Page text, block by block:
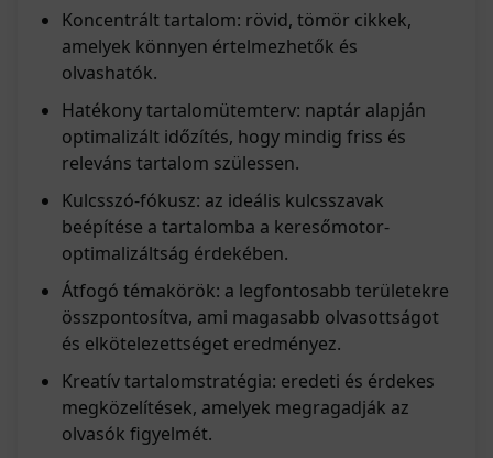
Koncentrált tartalom: rövid, tömör cikkek,
amelyek könnyen értelmezhetők és
olvashatók.
Hatékony tartalomütemterv: naptár alapján
optimalizált időzítés, hogy mindig friss és
releváns tartalom szülessen.
Kulcsszó-fókusz: az ideális kulcsszavak
beépítése a tartalomba a keresőmotor-
optimalizáltság érdekében.
Átfogó témakörök: a legfontosabb területekre
összpontosítva, ami magasabb olvasottságot
és elkötelezettséget eredményez.
Kreatív tartalomstratégia: eredeti és érdekes
megközelítések, amelyek megragadják az
olvasók figyelmét.